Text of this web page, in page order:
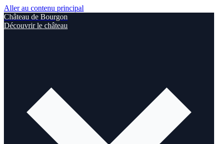
Aller au contenu principal
Château de Bourgon
Découvrir le château